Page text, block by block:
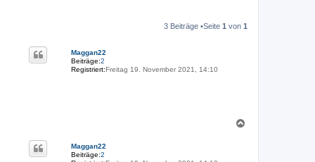
3 Beiträge •Seite 1 von 1
Maggan22
Beiträge:2
Registriert:Freitag 19. November 2021, 14:10
Maggan22
Beiträge:2